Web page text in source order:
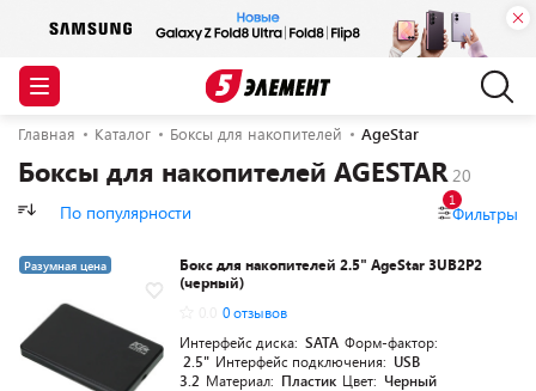
Главная Каталог Боксы для накопителей AgeStar
Боксы для накопителей AGESTAR
По популярности Фильтры
1
Разумная цена
Бокс для накопителей 2.5" AgeStar 3UB2P2
(черный)
0 отзывов
Интерфейс диска: SATA Форм-фактор:
2.5" Интерфейс подключения: USB
3.2 Материал: Пластик Цвет: Черный